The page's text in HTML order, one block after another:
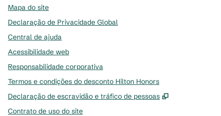
Mapa do site
Declaração de Privacidade Global
Central de ajuda
Acessibilidade web
Responsabilidade corporativa
Termos e condições do desconto Hilton Honors
Declaração de escravidão e tráfico de pessoas
,
Contrato de uso do site